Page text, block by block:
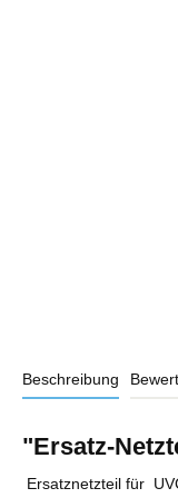
Beschreibung
"Ersatz-
Ersatznetzteil für